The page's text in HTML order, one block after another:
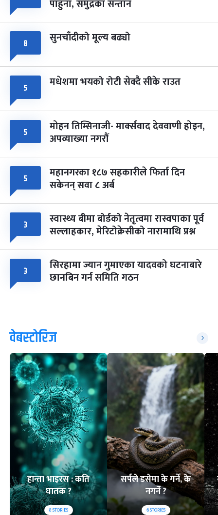
चैत्र ८, २०८३-Mar 22, 2027
पाहुना, समुद्रका सन्तान
८ सुनचाँदीको मूल्य बढ्यो
५ मधेशमा भयको रोटी सेक्दै सीके राउत
५ मोहन तिम्सिनाजी- मार्क्सवाद देववाणी होइन,
अपव्याख्या नगरौं
५ महानगरका १८७ सहकारीले फिर्ता दिन
सकेनन् सवा ८ अर्ब
३ स्वास्थ्य बीमा बोर्डको नेतृत्वमा रास्वपाका पूर्व
सल्लाहकार, मेरिटोक्रेसीको नारामाथि प्रश्न
३ सिरहामा ज्यान गुमाएका यादवको घटनाबारे
छानबिन गर्न समिति गठन
वेबस्टोरिज
हान्ता भाइरस : कति
घातक ?
8STORIES
सर्पले डसेमा के गर्ने, के
नगर्ने ?
6STORIES